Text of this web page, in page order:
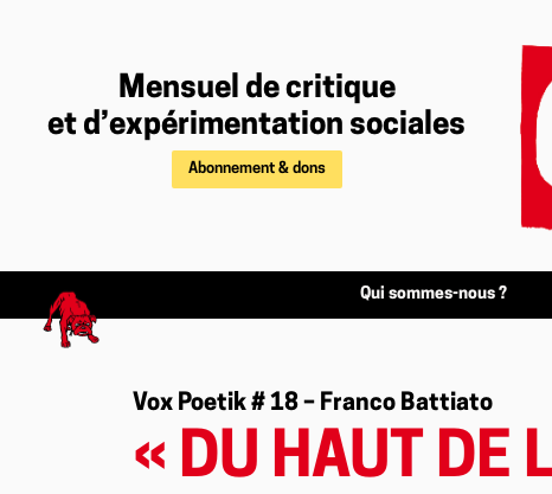
Mensuel de critique
et d’expérimentation sociales
Abonnement & dons
Qui sommes-nous ?
Vox Poetik # 18 – Franco Battiato
« DU HAUT DE